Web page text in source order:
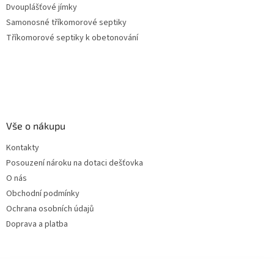
Dvouplášťové jímky
Samonosné tříkomorové septiky
Tříkomorové septiky k obetonování
Vše o nákupu
Kontakty
Posouzení nároku na dotaci dešťovka
O nás
Obchodní podmínky
Ochrana osobních údajů
Doprava a platba